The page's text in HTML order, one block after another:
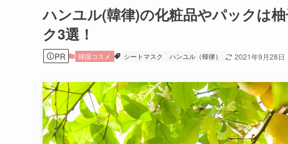
ハンユル(韓律)の化粧品やパックは
ク3選！
PR 韓国コスメ シートマスク ハンユル（韓律） 2021年9月28日